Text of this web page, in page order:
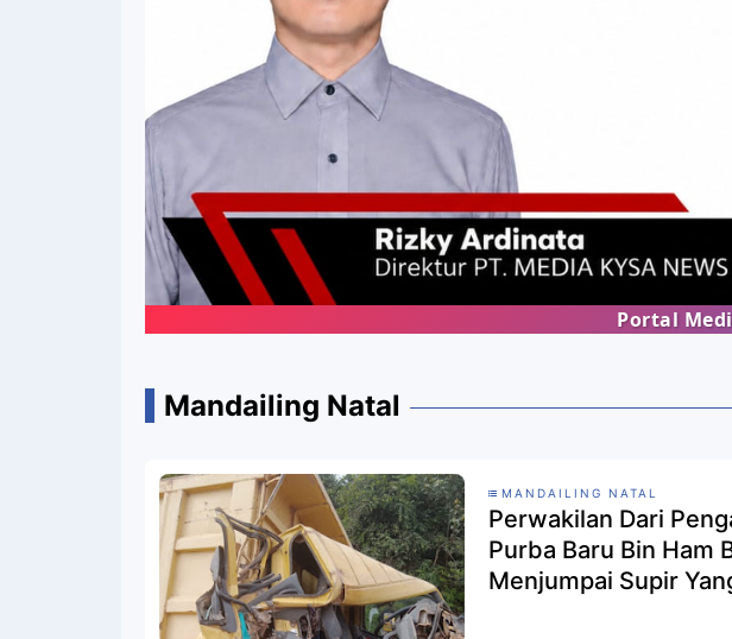
Portal Media Online KYSA
Mandailing Natal
MANDAILING NATAL
Perwakilan Dari
Purba Baru Bin Ham
Menjumpai Supir